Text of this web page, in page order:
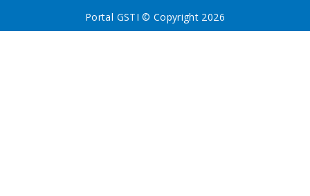
Portal GSTI © Copyright 2026